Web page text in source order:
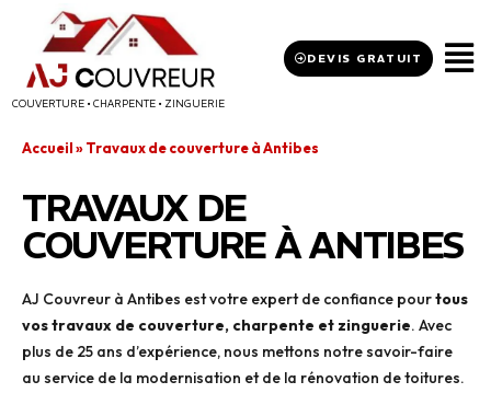
COUVERTURE • CHARPENTE • ZINGUERIE
DEVIS GRATUIT
Accueil»Travaux de couverture à Antibes
TRAVAUX DE
COUVERTURE À ANTIBES
AJ Couvreur à Antibes est votre expert de confiance pourtous
vos travaux de couverture, charpente et zinguerie. Avec
plus de 25 ans d’expérience, nous mettons notre savoir-faire
au service de la modernisation et de la rénovation de toitures.